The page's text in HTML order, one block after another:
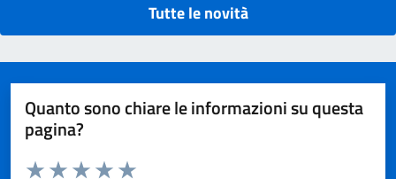
Tutte le novità
Quanto sono chiare le informazioni su questa
pagina?
Domanda
Valuta da 1 a 5 stelle la pagina